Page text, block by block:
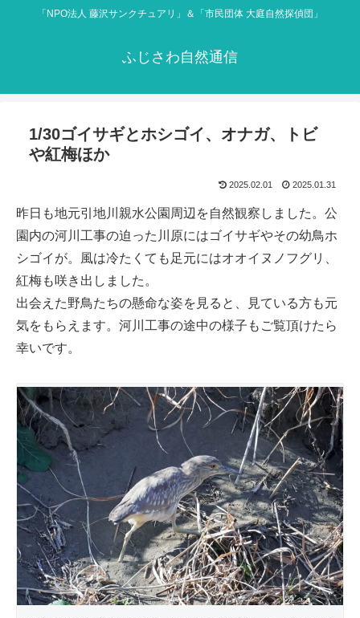
「NPO法人 藤沢サンクチュアリ」＆「市民団体 大庭自然探偵団」
ふじさわ自然通信
1/30ゴイサギとホシゴイ、オナガ、トビ
や紅梅ほか
2025.02.01 2025.01.31
昨日も地元引地川親水公園周辺を自然観察しました。公
園内の河川工事の迫った川原にはゴイサギやその幼鳥ホ
シゴイが。風は冷たくても足元にはオオイヌノフグリ、
紅梅も咲き出しました。
出会えた野鳥たちの懸命な姿を見ると、見ている方も元
気をもらえます。河川工事の途中の様子もご覧頂けたら
幸いです。